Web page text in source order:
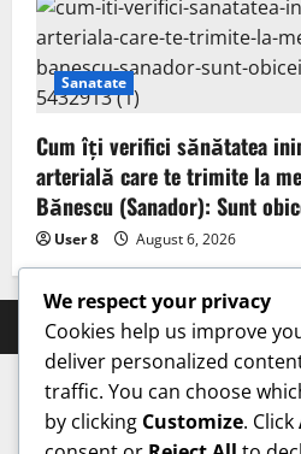
Sanatate
Cum îți verifici sănătatea
arterială care te trimite la
Bănescu (Sanador): Sunt
User 8 August 6, 2026
Prahova Express © All
We respect your privacy
Cookies help us improve
deliver personalized
traffic. You can choose
by clicking Customize. Click